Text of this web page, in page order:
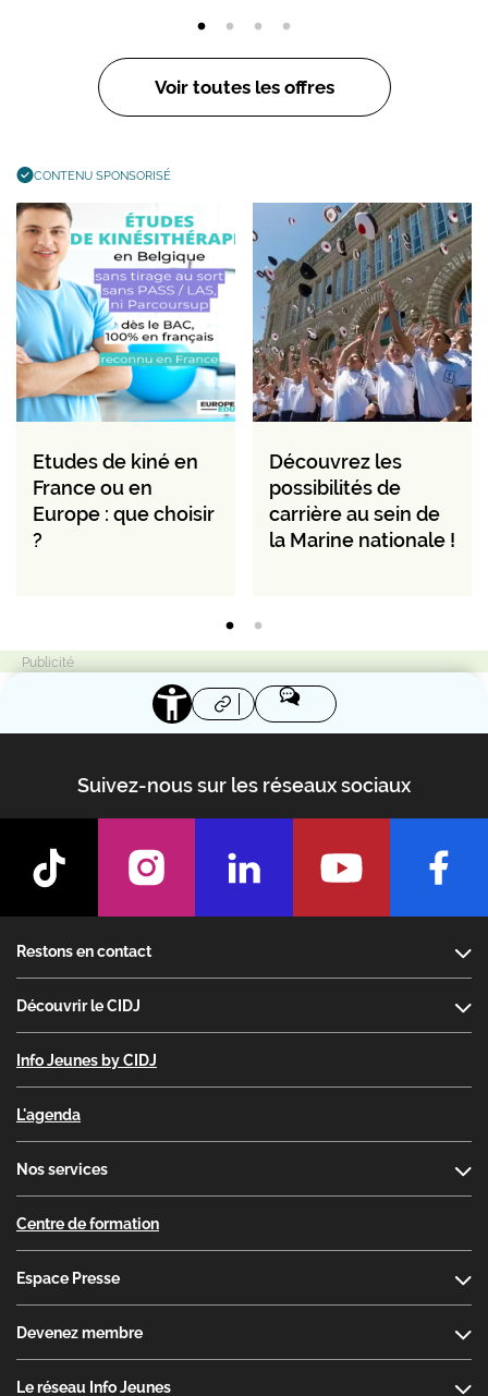
Voir toutes les offres
CONTENU SPONSORISÉ
Etudes de kiné en
France ou en
Europe : que choisir
?
Découvrez les
possibilités de
carrière au sein de
la Marine nationale !
Suivez-nous sur les réseaux sociaux
Restons en contact
Découvrir le CIDJ
Info Jeunes by CIDJ
L'agenda
Nos services
Centre de formation
Espace Presse
Devenez membre
Le réseau Info Jeunes